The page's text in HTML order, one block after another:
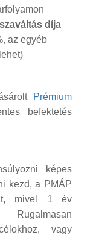
díja
az egyéb
Prémium
befektetés
képes
kezd, a PMÁP
mivel 1 év
vagy